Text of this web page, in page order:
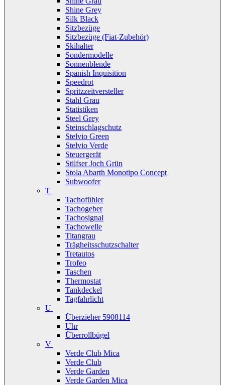
Shine Grey
Silk Black
Sitzbezüge
Sitzbezüge (Fiat-Zubehör)
Skihalter
Sondermodelle
Sonnenblende
Spanish Inquisition
Speedrot
Spritzzeitversteller
Stahl Grau
Statistiken
Steel Grey
Steinschlagschutz
Stelvio Green
Stelvio Verde
Steuergerät
Stilfser Joch Grün
Stola Abarth Monotipo Concept
Subwoofer
T
Tachofühler
Tachogeber
Tachosignal
Tachowelle
Titangrau
Trägheitsschutzschalter
Tretautos
Trofeo
Taschen
Thermostat
Tankdeckel
Tagfahrlicht
U
Überzieher 5908114
Uhr
Überrollbügel
V
Verde Club Mica
Verde Club
Verde Garden
Verde Garden Mica